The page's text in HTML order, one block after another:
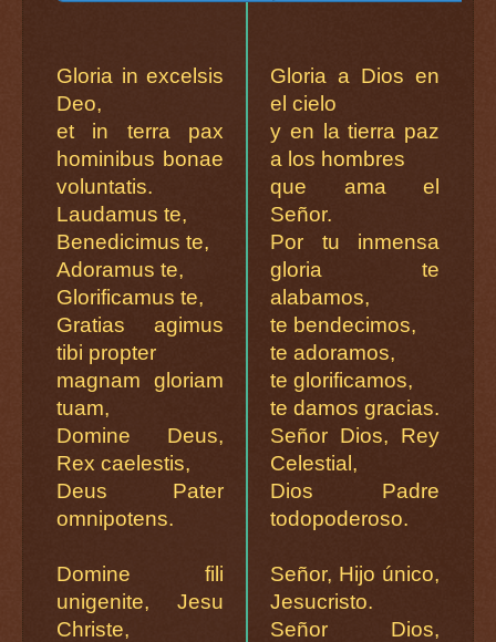
Gloria in excelsis
Deo,
et in terra pax
hominibus bonae
voluntatis.
Laudamus te,
Benedicimus te,
Adoramus te,
Glorificamus te,
Gratias agimus
tibi propter
magnam gloriam
tuam,
Domine Deus,
Rex caelestis,
Deus Pater
omnipotens.
Domine fili
unigenite, Jesu
Christe,
Gloria a Dios en
el cielo
y en la tierra paz
a los hombres
que ama el
Señor.
Por tu inmensa
gloria te
alabamos,
te bendecimos,
te adoramos,
te glorificamos,
te damos gracias.
Señor Dios, Rey
Celestial,
Dios Padre
todopoderoso.
Señor, Hijo único,
Jesucristo.
Señor Dios,